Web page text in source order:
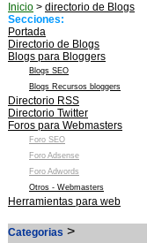
Inicio > directorio de Blogs
Secciones:
Portada
Directorio de Blogs
Blogs para Bloggers
Blogs SEO
Blogs Recursos bloggers
Directorio RSS
Directorio Twitter
Foros para Webmasters
Foro SEO
Foro Adsense
Foro Adwords
Otros - Webmasters
Herramientas para web
Categorias >